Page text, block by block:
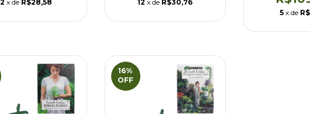
2 x de R$28,58 12 x de R$30,76
5 x de
16%
OFF